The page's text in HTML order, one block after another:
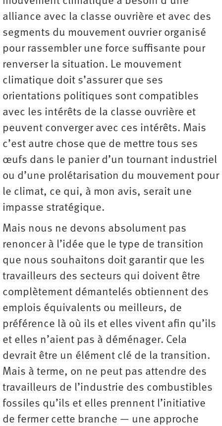
alliance avec la classe ouvrière et avec des
segments du mouvement ouvrier organisé
pour rassembler une force suffisante pour
renverser la situation. Le mouvement
climatique doit s’assurer que ses
orientations politiques sont compatibles
avec les intérêts de la classe ouvrière et
peuvent converger avec ces intérêts. Mais
c’est autre chose que de mettre tous ses
œufs dans le panier d’un tournant industriel
ou d’une prolétarisation du mouvement pour
le climat, ce qui, à mon avis, serait une
impasse stratégique.
Mais nous ne devons absolument pas
renoncer à l’idée que le type de transition
que nous souhaitons doit garantir que les
travailleurs des secteurs qui doivent être
complètement démantelés obtiennent des
emplois équivalents ou meilleurs, de
préférence là où ils et elles vivent afin qu’ils
et elles n’aient pas à déménager. Cela
devrait être un élément clé de la transition.
Mais à terme, on ne peut pas attendre des
travailleurs de l’industrie des combustibles
fossiles qu’ils et elles prennent l’initiative
de fermer cette branche — une approche